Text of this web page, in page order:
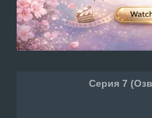
Серия 7